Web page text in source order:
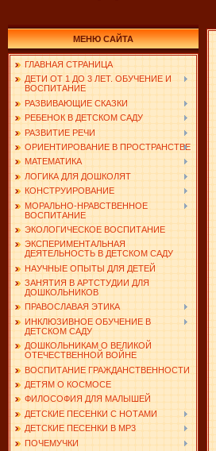
МЕНЮ САЙТА
ГЛАВНАЯ СТРАНИЦА
ДЕТИ ОТ 1 ДО 3 ЛЕТ. ОБУЧЕНИЕ И
ВОСПИТАНИЕ
РАЗВИВАЮЩИЕ СКАЗКИ
РЕБЕНОК В ДЕТСКОМ САДУ
РАЗВИТИЕ РЕЧИ
ОРИЕНТИРОВАНИЕ В ПРОСТРАНСТВЕ
МАТЕМАТИКА
ЛОГИКА ДЛЯ ДОШКОЛЯТ
КОНСТРУИРОВАНИЕ
МОРАЛЬНО-НРАВСТВЕННОЕ
ВОСПИТАНИЕ
ЭКОЛОГИЧЕСКОЕ ВОСПИТАНИЕ
ЭКСПЕРИМЕНТАЛЬНАЯ
ДЕЯТЕЛЬНОСТЬ В ДЕТСКОМ САДУ
НАУЧНЫЕ ОПЫТЫ ДЛЯ ДЕТЕЙ
ЗАНЯТИЯ В АРТСТУДИИ ДЛЯ
ДОШКОЛЬНИКОВ
ПРАВОСЛАВАЯ ЭТИКА
ИНКЛЮЗИВНОЕ ОБУЧЕНИЕ В
ДЕТСКОМ САДУ
ДОШКОЛЬНИКАМ О ВЕЛИКОЙ
ОТЕЧЕСТВЕННОЙ ВОЙНЕ
ВОСПИТАНИЕ ГРАЖДАНСТВЕННОСТИ
ДЕТЯМ О КОСМОСЕ
ФИЛОСОФИЯ ДЛЯ МАЛЫШЕЙ
ДЕТСКИЕ ПЕСЕНКИ С НОТАМИ
ДЕТСКИЕ ПЕСЕНКИ В MP3
ПОЧЕМУЧКИ